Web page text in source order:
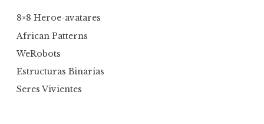
8×8 Heroe-avatares
African Patterns
WeRobots
Estructuras Binarias
Seres Vivientes